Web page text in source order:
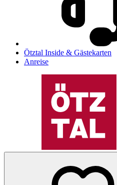
Ötztal Inside & Gästekarten
Anreise